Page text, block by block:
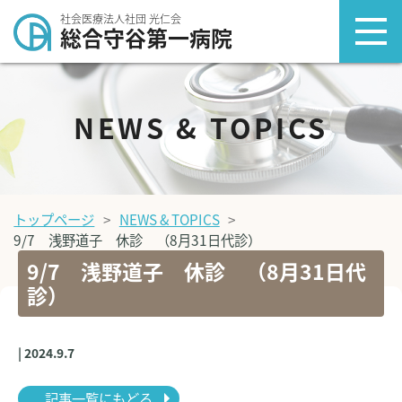
社会医療法人社団 光仁会
総合守谷第一病院
NEWS & TOPICS
トップページ
NEWS & TOPICS
9/7 浅野道子 休診 （8月31日代診）
9/7 浅野道子 休診 （8月31日代
診）
| 2024.9.7